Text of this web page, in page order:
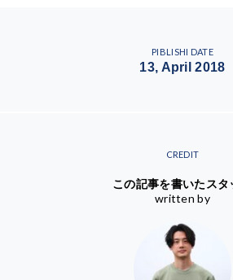
PIBLISHI DATE
13, April 2018
CREDIT
この記事を書いたスタ
written by